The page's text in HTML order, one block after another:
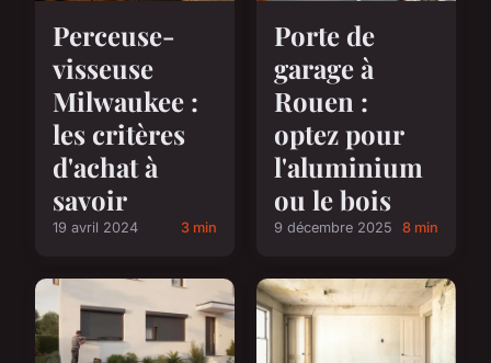
Perceuse-
visseuse
Milwaukee :
les critères
d'achat à
savoir
19 avril 2024 3 min
Porte de
garage à
Rouen :
optez pour
l'aluminium
ou le bois
9 décembre 2025 8 min